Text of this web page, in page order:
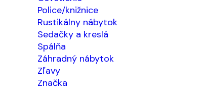
Police/knižnice
Rustikálny nábytok
Sedačky a kreslá
Spálňa
Záhradný nábytok
Zľavy
Značka